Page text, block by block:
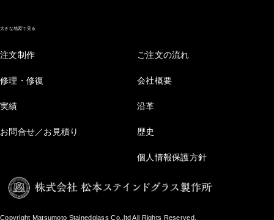
大きな地図で見る
注文制作
修理・修復
実績
お問合せ／お見積り
ご注文の流れ
会社概要
沿革
歴史
個人情報保護方針
Copyright Matsumoto Stainedglass Co.,ltd All Rights Reserved.